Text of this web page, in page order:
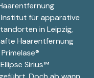
Institut für apparative
in Leipzig,
Haarentfernung
Sirius™